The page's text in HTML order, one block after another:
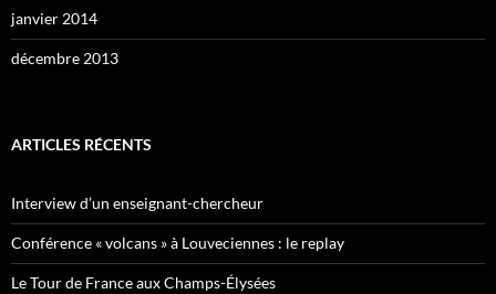
janvier 2014
décembre 2013
ARTICLES RÉCENTS
Interview d’un enseignant-chercheur
Conférence « volcans » à Louveciennes : le replay
Le Tour de France aux Champs-Élysées